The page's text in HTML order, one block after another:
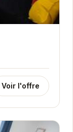
Voir l'offre